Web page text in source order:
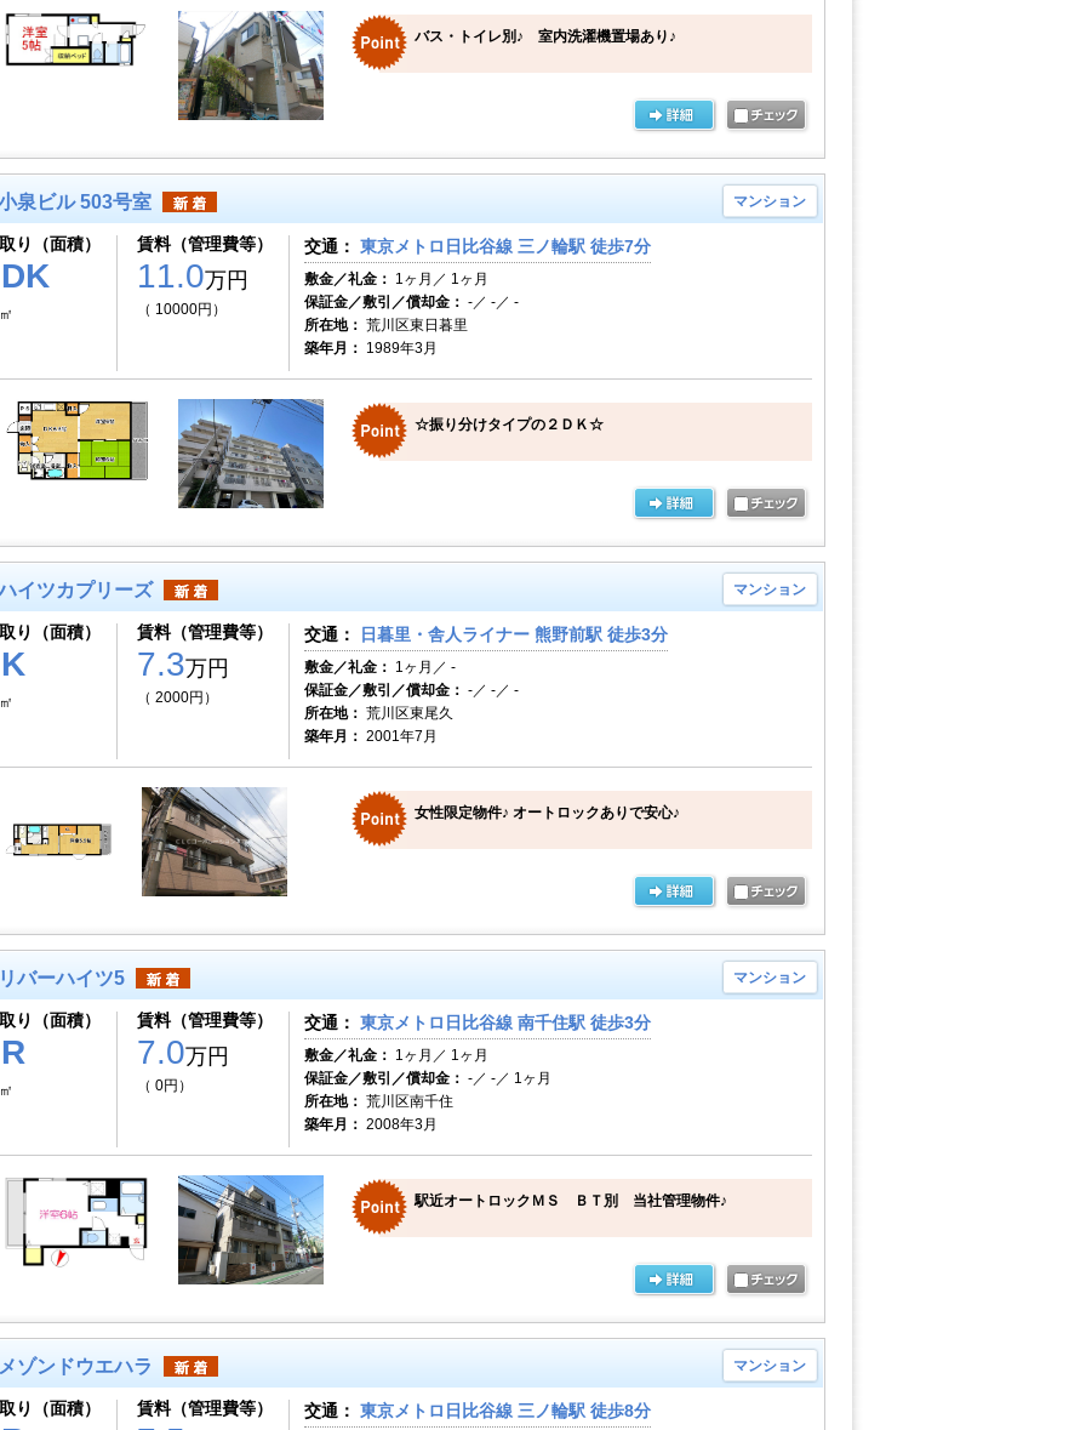
バス・トイレ別♪ 室内洗濯機置場あり♪
泉ビル 503号室 マンション
り（面積） 賃料（管理費等）
11.0万円
（ 10000円）
交通： 東京メトロ日比谷線 三ノ輪駅 徒歩7分
敷金／礼金： 1ヶ月／ 1ヶ月
保証金／敷引／償却金： -／ -／ -
所在地： 荒川区東日暮里
築年月： 1989年3月
☆振り分けタイプの２ＤＫ☆
イツカプリーズ マンション
り（面積） 賃料（管理費等）
7.3万円
（ 2000円）
交通： 日暮里・舎人ライナー 熊野前駅 徒歩3分
敷金／礼金： 1ヶ月／ -
保証金／敷引／償却金： -／ -／ -
所在地： 荒川区東尾久
築年月： 2001年7月
女性限定物件♪ オートロックありで安心♪
バーハイツ5 マンション
り（面積） 賃料（管理費等）
7.0万円
（ 0円）
交通： 東京メトロ日比谷線 南千住駅 徒歩3分
敷金／礼金： 1ヶ月／ 1ヶ月
保証金／敷引／償却金： -／ -／ 1ヶ月
所在地： 荒川区南千住
築年月： 2008年3月
駅近オートロックＭＳ ＢＴ別 当社管理物件♪
ゾンドウエハラ マンション
り（面積） 賃料（管理費等） 交通： 東京メトロ日比谷線 三ノ輪駅 徒歩8分